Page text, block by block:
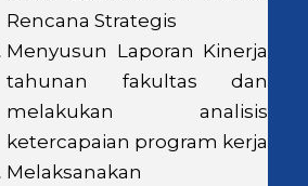
Rencana Strategis
Menyusun Laporan Kinerja
tahunan fakultas dan
melakukan analisis
ketercapaian program kerja
Melaksanakan